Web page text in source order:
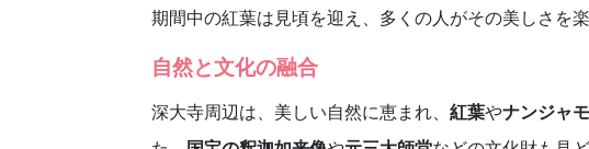
期間中の紅葉は見頃を迎え、多くの人がその美しさを
自然と文化の融合
深大寺周辺は、美しい自然に恵まれ、 紅葉やナンジャ